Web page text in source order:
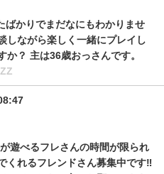
ばかりでまだなにもわかりませ
しながら楽しく一緒にプレイし
か？ 主は36歳おっさんです。
遊べるフレさんの時間が限られ
くれるフレンドさん募集中です‼